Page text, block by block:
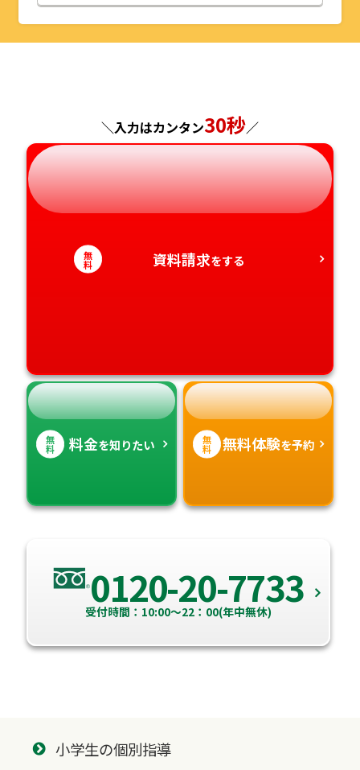
山形県
千葉県
神奈川県
福井県
岐阜県
静岡県
愛知県
京都府
奈良県
和歌山県
島根県
山口県
徳島県
香川県
福岡県
長崎県
熊本県
大分県
宮崎県
＼入力はカンタン30秒／
無
料 資料請求をする
無
料 料金を知りたい 無
料 無料体験を予約
0120-20-7733
受付時間：10:00～22：00(年中無休)
小学生の個別指導